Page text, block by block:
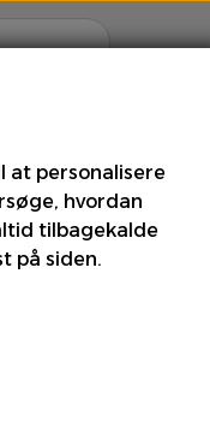
Løg Meloner
at personalisere
hvordan
tilbagekalde
på siden.